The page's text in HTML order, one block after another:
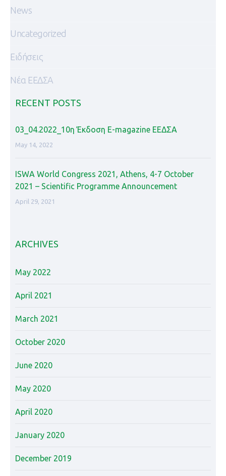
News
Uncategorized
Ειδήσεις
Νέα ΕΕΔΣΑ
RECENT POSTS
03_04.2022_10η Έκδοση Ε-magazine ΕΕΔΣΑ
May 14, 2022
ISWA World Congress 2021, Athens, 4-7 October
2021 – Scientific Programme Announcement
April 29, 2021
ARCHIVES
May 2022
April 2021
March 2021
October 2020
June 2020
May 2020
April 2020
January 2020
December 2019